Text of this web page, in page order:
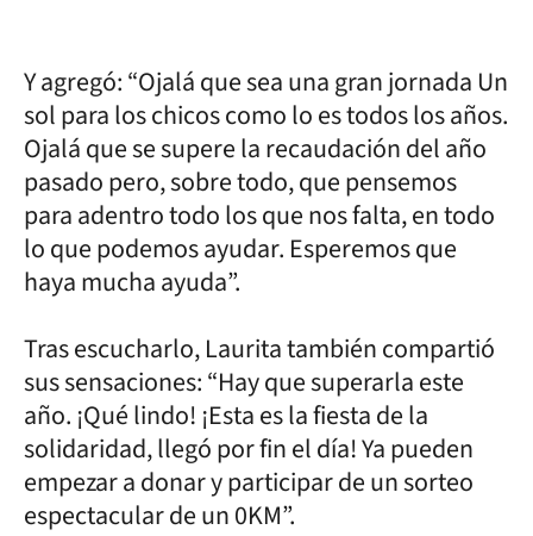
Y agregó: “Ojalá que sea una gran jornada Un
sol para los chicos como lo es todos los años.
Ojalá que se supere la recaudación del año
pasado pero, sobre todo, que pensemos
para adentro todo los que nos falta, en todo
lo que podemos ayudar. Esperemos que
haya mucha ayuda”.
Tras escucharlo, Laurita también compartió
sus sensaciones: “Hay que superarla este
año. ¡Qué lindo! ¡Esta es la fiesta de la
solidaridad, llegó por fin el día! Ya pueden
empezar a donar y participar de un sorteo
espectacular de un 0KM”.